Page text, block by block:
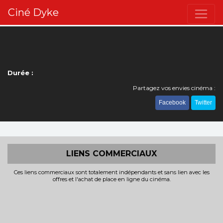
Ciné Dyke
Durée :
Partagez vos envies cinéma :
Facebook Twitter
LIENS COMMERCIAUX
Ces liens commerciaux sont totalement indépendants et sans lien avec les
offres et l'achat de place en ligne du cinéma.